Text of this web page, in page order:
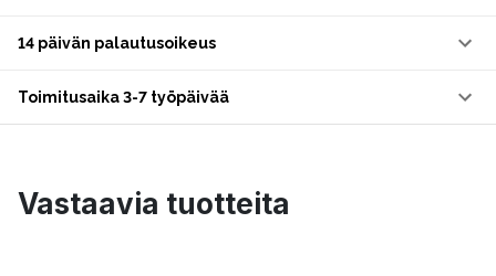
14 päivän palautusoikeus
Toimitusaika 3-7 työpäivää
Vastaavia tuotteita